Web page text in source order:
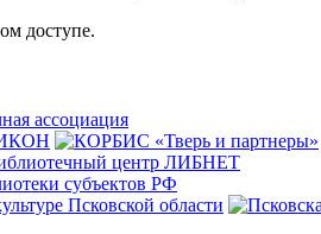
доступе.